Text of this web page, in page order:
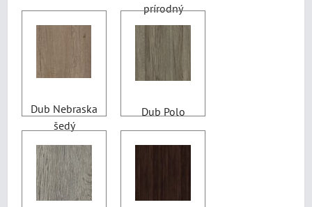
prírodný
Dub Nebraska
šedý
Dub Polo